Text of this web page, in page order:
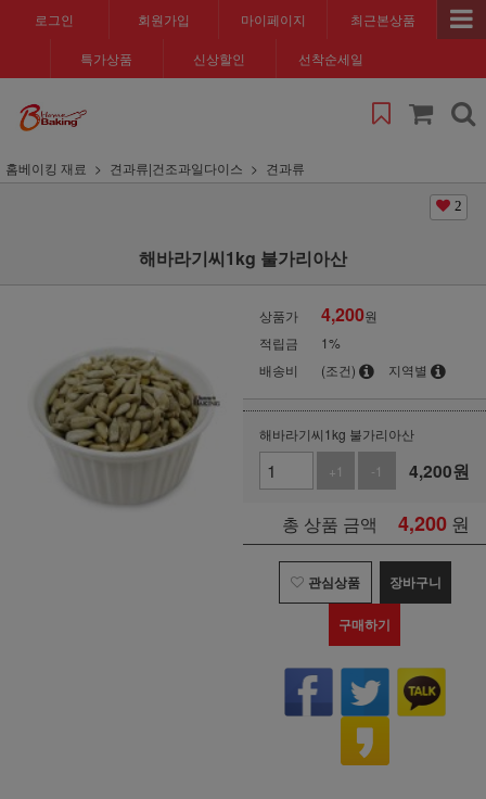
로그인 회원가입 마이페이지 최근본상품
특가상품 신상할인 선착순세일
홈베이킹 재료 견과류|건조과일다이스 견과류
2
해바라기씨1kg 불가리아산
상품가 4,200원
적립금
1%
배송비
(조건) 지역별
해바라기씨1kg 불가리아산
+1
-1 4,200원
총 상품 금액 4,200 원
관심상품 장바구니
구매하기